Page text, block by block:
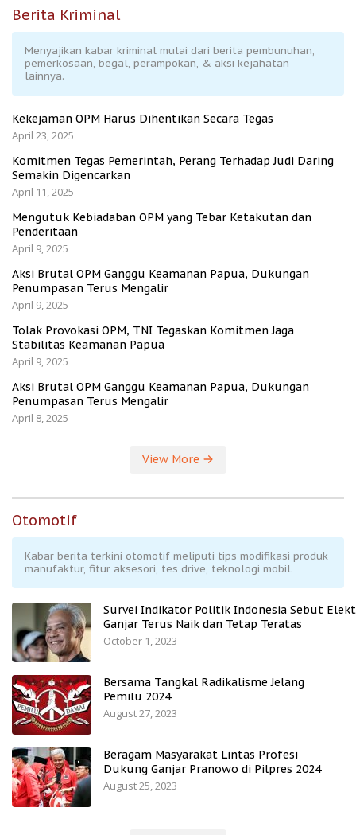
Berita Kriminal
Menyajikan kabar kriminal mulai dari berita pembunuhan,
pemerkosaan, begal, perampokan, & aksi kejahatan
lainnya.
Kekejaman OPM Harus Dihentikan Secara Tegas
April 23, 2025
Komitmen Tegas Pemerintah, Perang Terhadap Judi Daring
Semakin Digencarkan
April 11, 2025
Mengutuk Kebiadaban OPM yang Tebar Ketakutan dan
Penderitaan
April 9, 2025
Aksi Brutal OPM Ganggu Keamanan Papua, Dukungan
Penumpasan Terus Mengalir
April 9, 2025
Tolak Provokasi OPM, TNI Tegaskan Komitmen Jaga
Stabilitas Keamanan Papua
April 9, 2025
Aksi Brutal OPM Ganggu Keamanan Papua, Dukungan
Penumpasan Terus Mengalir
April 8, 2025
View More
Otomotif
Kabar berita terkini otomotif meliputi tips modifikasi produk
manufaktur, fitur aksesori, tes drive, teknologi mobil.
Survei Indikator Politik Indonesia Sebut
Ganjar Terus Naik dan Tetap Teratas
October 1, 2023
Bersama Tangkal Radikalisme Jelang
Pemilu 2024
August 27, 2023
Beragam Masyarakat Lintas Profesi
Dukung Ganjar Pranowo di Pilpres 2024
August 25, 2023